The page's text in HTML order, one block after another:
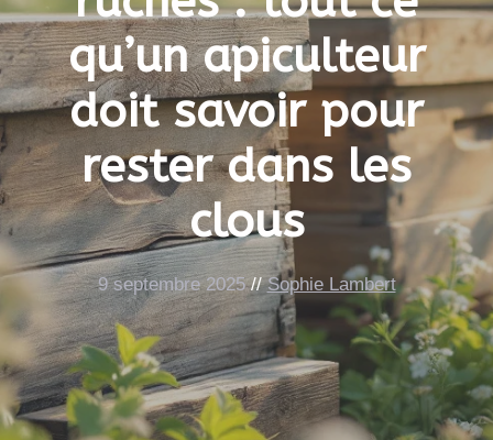
qu’un apiculteur
doit savoir pour
rester dans les
clous
9 septembre 2025 // Sophie Lambert